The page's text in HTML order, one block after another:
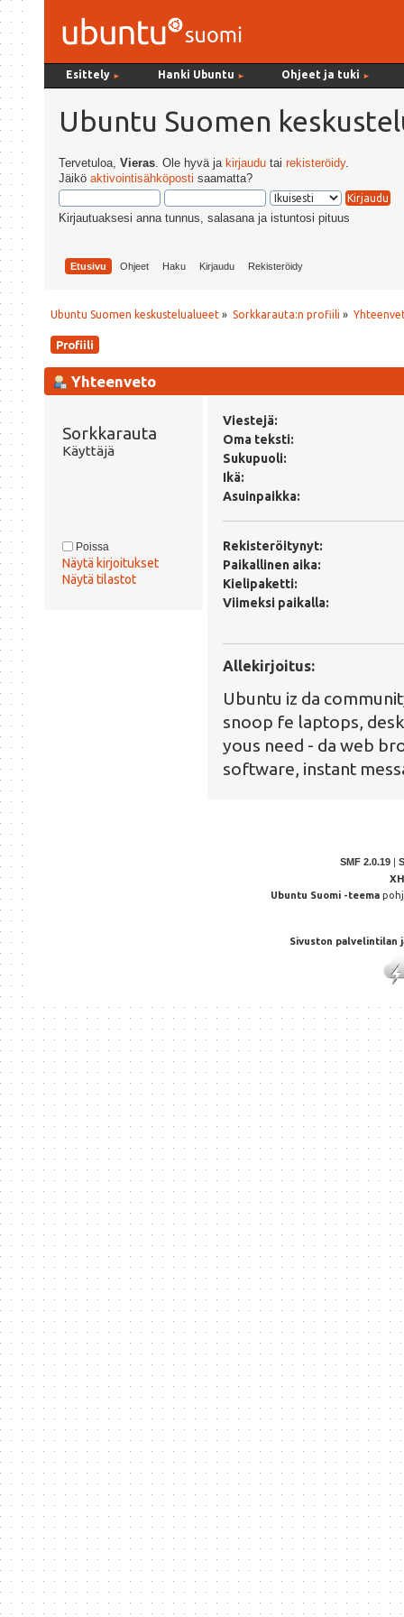
Esittely ► Hanki Ubuntu ► Ohjeet ja tuki ►
Ubuntu Suomen
Tervetuloa,Vieras . Ole hyvä ja kirjaudu tairekisteröidy.
Jäiköaktivointisähköposti saamatta?
Kirjautuaksesi anna tunnus, salasana ja istuntosi pituus
Etusivu Ohjeet Haku Kirjaudu Rekisteröidy
Ubuntu Suomen keskustelualueet » Sorkkarauta:n profiili »
Profiili
Yhteenveto
Sorkkarauta
Käyttäjä
Poissa
Näytä kirjoitukset
Näytä tilastot
Viestejä:
Oma teksti:
Sukupuoli:
Ikä:
Asuinpaikka:
Rekisteröitynyt:
Paikallinen aika:
Kielipaketti:
Viimeksi paikalla:
Allekirjoitus:
Ubuntu iz da
snoop fe laptops,
yous need - da web
software, instant
SMF 2.0.19
Ubuntu Suomi -teema
Sivuston palvelintilan